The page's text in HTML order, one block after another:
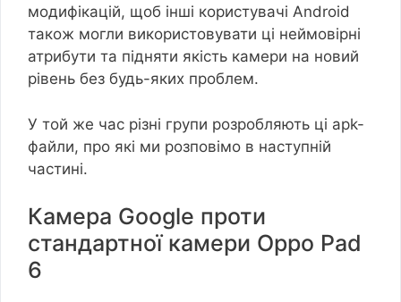
модифікацій, щоб інші користувачі Android
також могли використовувати ці неймовірні
атрибути та підняти якість камери на новий
рівень без будь-яких проблем.
У той же час різні групи розробляють ці apk-
файли, про які ми розповімо в наступній
частині.
Камера Google проти
стандартної камери Oppo Pad
6